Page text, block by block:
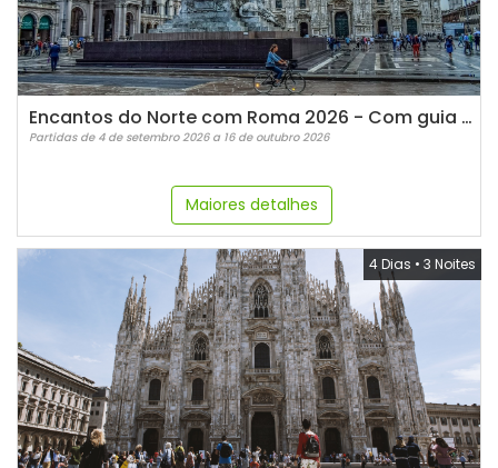
Encantos do Norte com Roma 2026 - Com guia Português
Partidas de 4 de setembro 2026 a 16 de outubro 2026
Maiores detalhes
4 Dias • 3 Noites